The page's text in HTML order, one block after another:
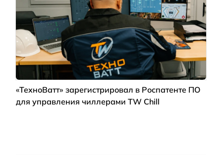
«ТехноВатт» зарегистрировал в Роспатенте ПО
для управления чиллерами TW Chill